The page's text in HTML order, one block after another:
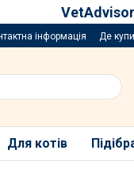
інформація Де
Для котів